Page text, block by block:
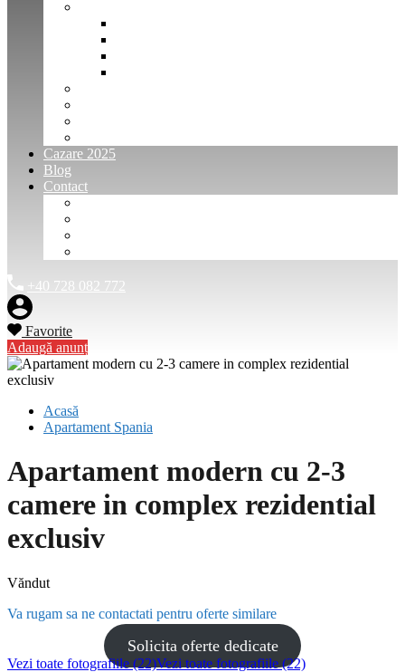
Cazare 2025
Blog
Contact
+40 728 082 772
Favorite
Adaugă anunț
Acasă
Apartament Spania
Apartament modern cu 2-3
camere in complex rezidential
exclusiv
Văndut
Va rugam sa ne contactati pentru oferte similare
Solicita oferte dedicate
Vezi toate fotografiile (22)Vezi toate fotografiile (22)